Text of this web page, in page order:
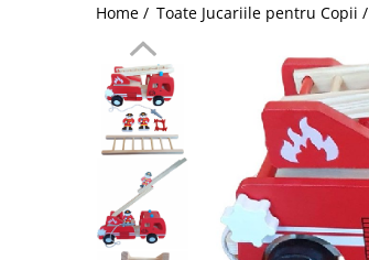
Cadouri Aniversare
Cadouri de Sarbatori
Cadouri dupa Buget
Cadouri sub 59 lei
Cadouri sub 99 lei
Cadouri sub 149 lei
Jucarii pe Varsta Copilului
Home / Toate Jucariile pentru Copii /